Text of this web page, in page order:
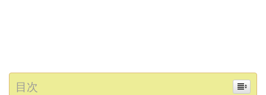
目次